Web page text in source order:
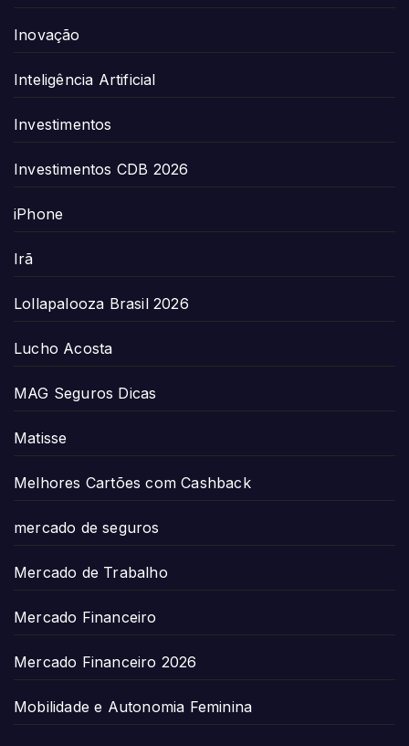
Inovação
Inteligência Artificial
Investimentos
Investimentos CDB 2026
iPhone
Irã
Lollapalooza Brasil 2026
Lucho Acosta
MAG Seguros Dicas
Matisse
Melhores Cartões com Cashback
mercado de seguros
Mercado de Trabalho
Mercado Financeiro
Mercado Financeiro 2026
Mobilidade e Autonomia Feminina